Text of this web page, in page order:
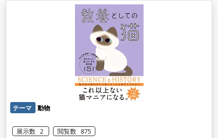
テーマ 動物
展示数 2 閲覧数 875